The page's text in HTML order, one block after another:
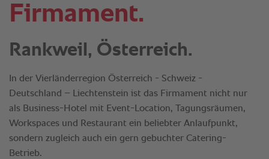
Firmament.
Rankweil, Österreich.
In der Vierländerregion Österreich - Schweiz -
Deutschland – Liechtenstein ist das Firmament nicht nur
als Business-Hotel mit Event-Location, Tagungsräumen,
Workspaces und Restaurant ein beliebter Anlaufpunkt,
sondern zugleich auch ein gern gebuchter Catering-
Betrieb.